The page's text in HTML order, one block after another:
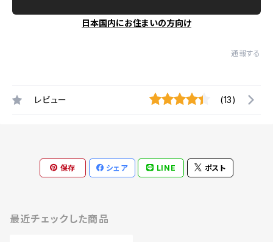
日本国内にお住まいの方向け
通報する
レビュー (13)
保存 シェア LINE ポスト
最近チェックした商品